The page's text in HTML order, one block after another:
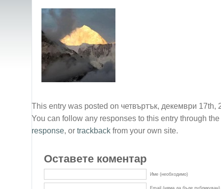
This entry was posted on четвъртък, декември 17th,
You can follow any responses to this entry through the
response, or trackback from your own site.
Оставете коментар
Име (необходимо)
Email (няма да бъде